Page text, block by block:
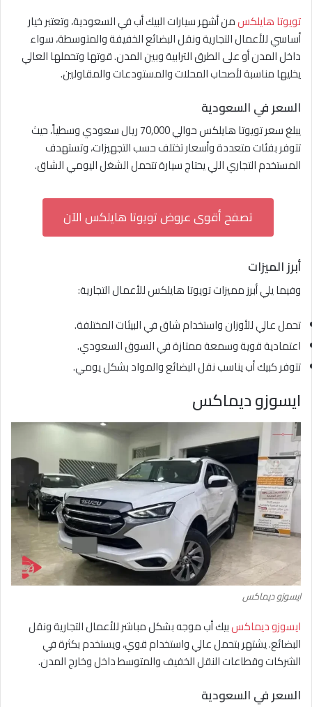
تويوتا هايلكسمن أشهر سيارات البيك أب في السعودية، وتعتبر خيار
أساسي للأعمال التجارية ونقل البضائع الخفيفة والمتوسطة، سواء
داخل المدن أو على الطرق الترابية وبين المدن. قوتها وتحملها العالي
يخليها مناسبة لأصحاب المحلات والمستودعات والمقاولين.
السعر في السعودية
يبلغ سعر تويوتا هايلكس حوالي 70,000 ريال سعودي وسطياً، حيث
تتوفر بفئات متعددة وأسعار تختلف حسب التجهيزات، وتستهدف
المستخدم التجاري اللي يحتاج سيارة تتحمل الشغل اليومي الشاق.
تصفح أقوى عروض تويوتا هايلكس الآن
أبرز الميزات
وفيما يلي أبرز مميزات تويوتا هايلكس للأعمال التجارية:
تحمل عالي للأوزان واستخدام شاق في البيئات المختلفة.
اعتمادية قوية وسمعة ممتازة في السوق السعودي.
تتوفر كبيك أب يناسب نقل البضائع والمواد بشكل يومي.
ايسوزو ديماكس
ايسوزو ديماكس
ايسوزو ديماكسبيك أب موجه بشكل مباشر للأعمال التجارية ونقل
البضائع. يشتهر بتحمل عالي واستخدام قوي، ويستخدم بكثرة في
الشركات وقطاعات النقل الخفيف والمتوسط داخل وخارج المدن.
السعر في السعودية